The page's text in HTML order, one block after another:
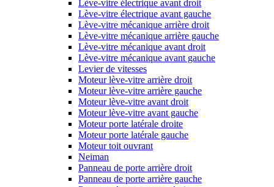
Lève-vitre électrique avant droit
Lève-vitre électrique avant gauche
Lève-vitre mécanique arrière droit
Lève-vitre mécanique arrière gauche
Lève-vitre mécanique avant droit
Lève-vitre mécanique avant gauche
Levier de vitesses
Moteur lève-vitre arrière droit
Moteur lève-vitre arrière gauche
Moteur lève-vitre avant droit
Moteur lève-vitre avant gauche
Moteur porte latérale droite
Moteur porte latérale gauche
Moteur toit ouvrant
Neiman
Panneau de porte arrière droit
Panneau de porte arrière gauche